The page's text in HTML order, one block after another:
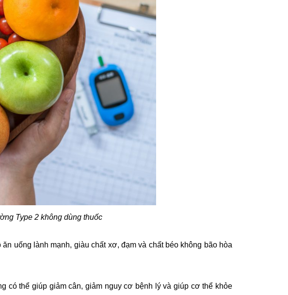
Type 2 không dùng thuốc
uống lành mạnh, giàu chất xơ, đạm và chất béo không bão hòa
có thể giúp giảm cân, giảm nguy cơ bệnh lý và giúp cơ thể khỏe